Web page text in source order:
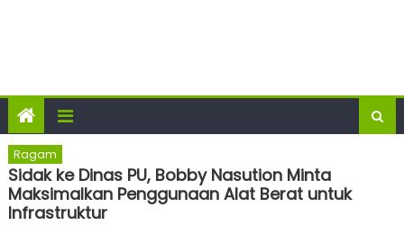
Ragam
Sidak ke Dinas PU, Bobby Nasution Minta
Maksimalkan Penggunaan Alat Berat untuk
Infrastruktur